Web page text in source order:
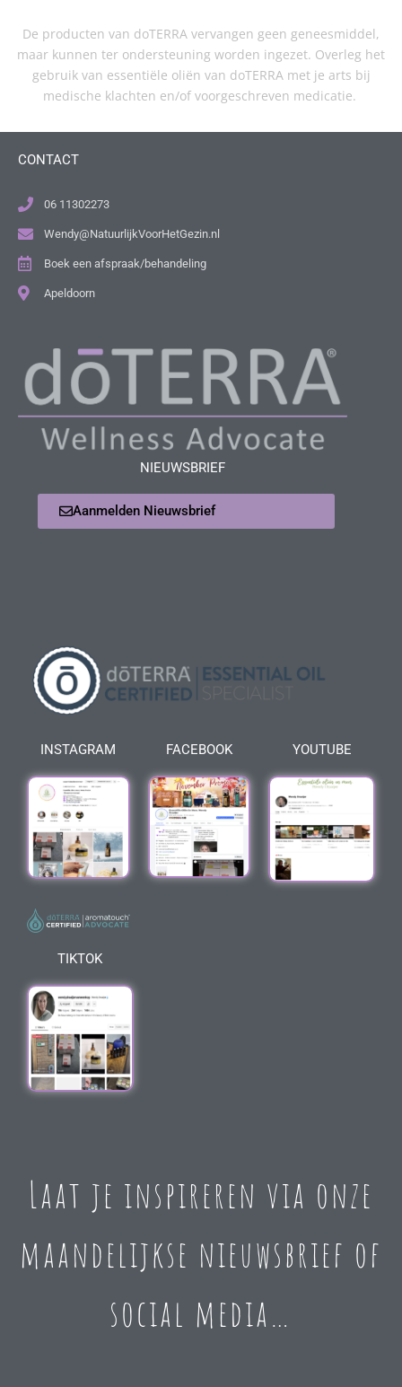
De producten van doTERRA vervangen geen geneesmiddel,
maar kunnen ter ondersteuning worden ingezet. Overleg het
gebruik van essentiële oliën van doTERRA met je arts bij
medische klachten en/of voorgeschreven medicatie.
CONTACT
06 11302273
Wendy@NatuurlijkVoorHetGezin.nl
Boek een afspraak/behandeling
Apeldoorn
NIEUWSBRIEF
Aanmelden Nieuwsbrief
INSTAGRAM FACEBOOK YOUTUBE
TIKTOK
Laat je inspireren via onze
maandelijkse nieuwsbrief of
social media…